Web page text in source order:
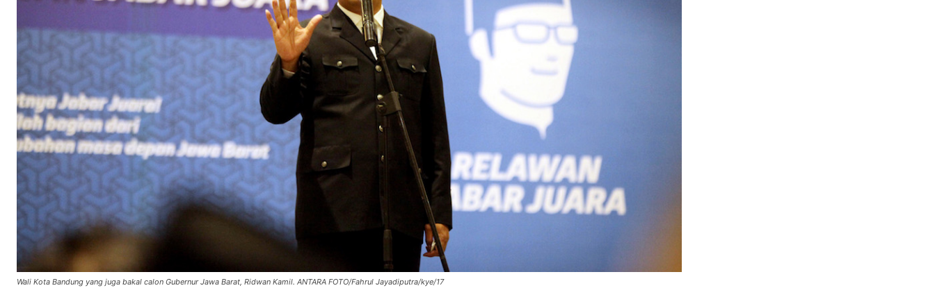
Wali Kota Bandung yang juga bakal calon Gubernur Jawa Barat, Ridwan Kamil. ANTARA FOTO/Fahrul Jayadiputra/kye/17